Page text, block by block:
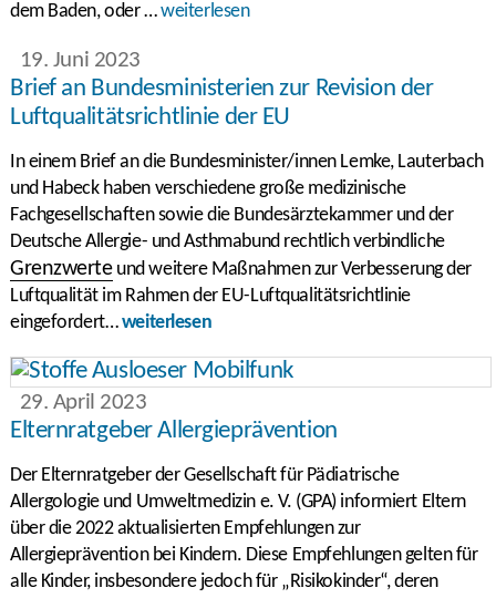
dem Baden, oder …weiterlesen
19. Juni 2023
Brief an Bundesministerien zur Revision der
Luftqualitätsrichtlinie der EU
In einem Brief an die Bundesminister/innen Lemke, Lauterbach
und Habeck haben verschiedene große medizinische
Fachgesellschaften sowie die Bundesärztekammer und der
Deutsche Allergie- und Asthmabund rechtlich verbindliche
Grenzwerteund weitere Maßnahmen zur Verbesserung der
Luftqualität im Rahmen der EU-Luftqualitätsrichtlinie
eingefordert…weiterlesen
29. April 2023
Elternratgeber Allergieprävention
Der Elternratgeber der Gesellschaft für Pädiatrische
Allergologie und Umweltmedizin e. V. (GPA) informiert Eltern
über die 2022 aktualisierten Empfehlungen zur
Allergieprävention bei Kindern. Diese Empfehlungen gelten für
alle Kinder, insbesondere jedoch für „Risikokinder“, deren